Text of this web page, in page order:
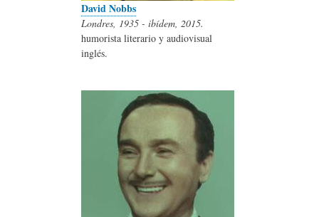
David Nobbs
Londres, 1935 - ibídem, 2015.
humorista literario y audiovisual
inglés.